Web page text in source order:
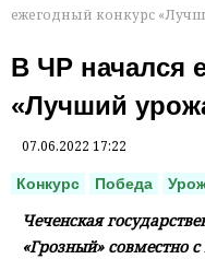
ежегодный конкурс
В ЧР начался
«Лучший
07.06.2022 17:22
Конкурс Победа
Чеченская
«Грозный» совместно